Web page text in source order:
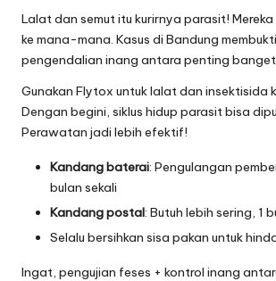
Lalat dan semut itu kurirnya parasit!
ke mana-mana. Kasus di Bandung
pengendalian inang antara penting
Gunakan Flytox untuk lalat dan insektisida
Dengan begini, siklus hidup parasit bisa
Perawatan jadi lebih efektif!
Kandang baterai: Pengulangan
bulan sekali
Kandang postal: Butuh lebih sering, 1
Selalu bersihkan sisa pakan untuk
Ingat, pengujian feses + kontrol inang